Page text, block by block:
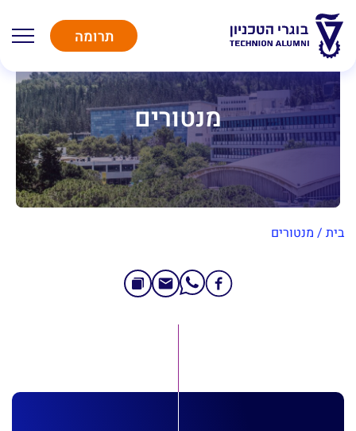
תרומה
מנטורים
בית / מנטורים